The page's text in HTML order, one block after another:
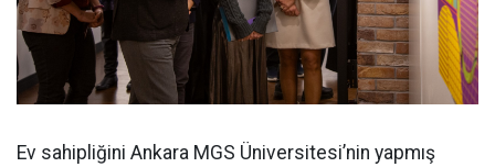
Ev sahipliğini Ankara MGS Üniversitesi’nin yapmış